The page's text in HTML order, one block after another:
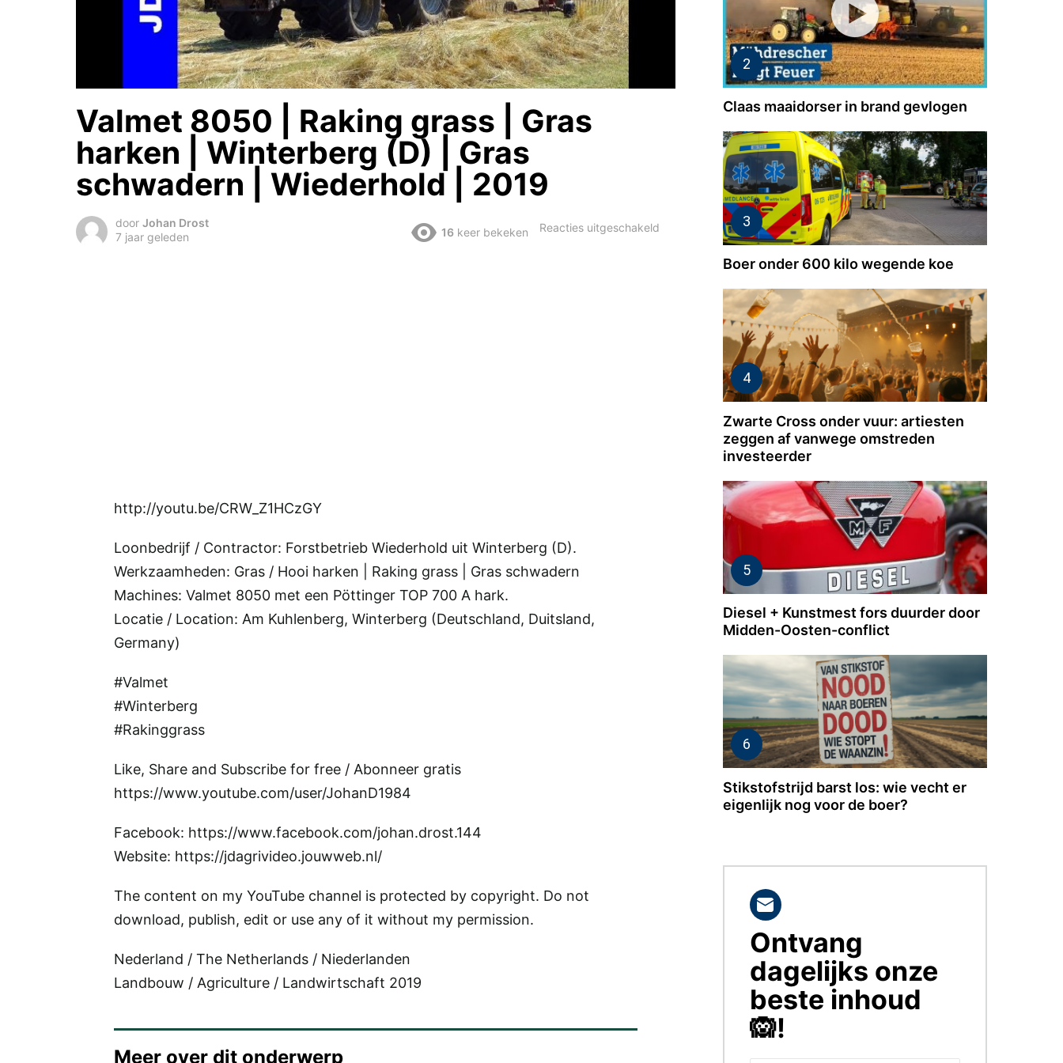
Valmet 8050 | Raking grass | Gras
harken | Winterberg (D) | Gras
schwadern | Wiederhold | 2019
door Johan Drost
7 jaar geleden
16 keer bekeken Reacties uitgeschakeld
http://youtu.be/CRW_Z1HCzGY
Loonbedrijf / Contractor: Forstbetrieb Wiederhold uit Winterberg (D).
Werkzaamheden: Gras / Hooi harken | Raking grass | Gras schwadern
Machines: Valmet 8050 met een Pöttinger TOP 700 A hark.
Locatie / Location: Am Kuhlenberg, Winterberg (Deutschland, Duitsland,
Germany)
#Valmet
#Winterberg
#Rakinggrass
Like, Share and Subscribe for free / Abonneer gratis
https://www.youtube.com/user/JohanD1984
Facebook: https://www.facebook.com/johan.drost.144
Website: https://jdagrivideo.jouwweb.nl/
The content on my YouTube channel is protected by copyright. Do not
download, publish, edit or use any of it without my permission.
Nederland / The Netherlands / Niederlanden
Landbouw / Agriculture / Landwirtschaft 2019
Meer over dit onderwerp
Claas maaidorser in brand gevlogen
Boer onder 600 kilo wegende koe
Zwarte Cross onder vuur: artiesten
zeggen af vanwege omstreden
investeerder
Diesel + Kunstmest fors duurder door
Midden-Oosten-conflict
Stikstofstrijd barst los: wie vecht er
eigenlijk nog voor de boer?
BLIJF
OP
DE
HOOGTE!
Ontvang
dagelijks onze
beste inhoud
🙉!